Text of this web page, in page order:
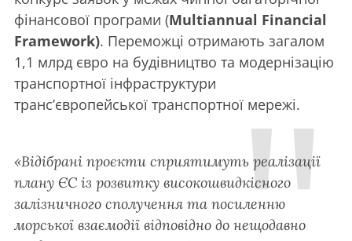
фінансової програми (Multiannual Financial
Framework). Переможці отримають загалом
1,1 млрд євро на будівництво та модернізацію
транспортної інфраструктури
транс’європейської транспортної мережі.
«Відібрані проєкти сприятимуть реалізації
плану ЄС із розвитку високошвидкісного
залізничного сполучення та посиленню
морської взаємодії відповідно до нещодавно